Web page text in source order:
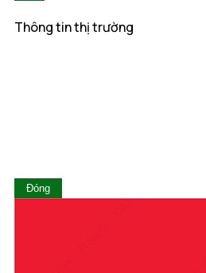
Lai Châu
Thông tin thị trường
Đóng